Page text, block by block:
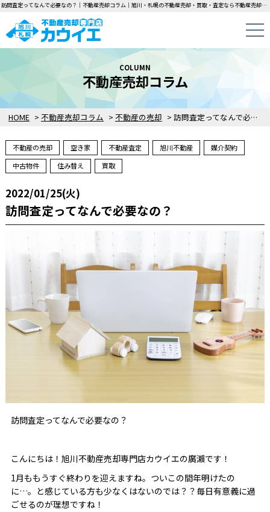
訪問査定ってなんで必要なの？｜不動産売却コラム｜旭川・札幌の不動産売却・買取・査定なら不動産売却専門店カウイエにお任せください！中古一戸建て・マンション・土地の即日無料査定・即金買取を行っています！
HOME > 不動産売却コラム > 不動産の売却 > 訪問査定ってなんで必要なの？
COLUMN
不動産売却コラム
不動産の売却 空き家 不動産査定 旭川不動産
媒介契約
中古物件
住み替え 買取
2022/01/25(火)
訪問査定ってなんで必要なの？
訪問査定ってなんで必要なの？
こんにちは！旭川不動産売却専門店カウイエの廣瀨です！
1月ももうすぐ終わりを迎えますね。ついこの間年明けたの
に…。と感じている方も少なくはないのでは？？毎日有意義に過
ごせるのが理想ですね！